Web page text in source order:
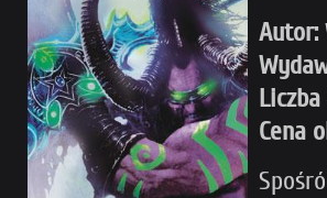
Autor:
Liczba
Cena